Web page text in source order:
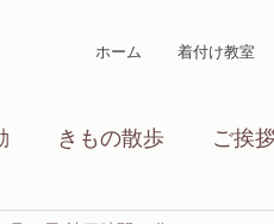
ホーム 着付け教室
きもの散歩 ご挨